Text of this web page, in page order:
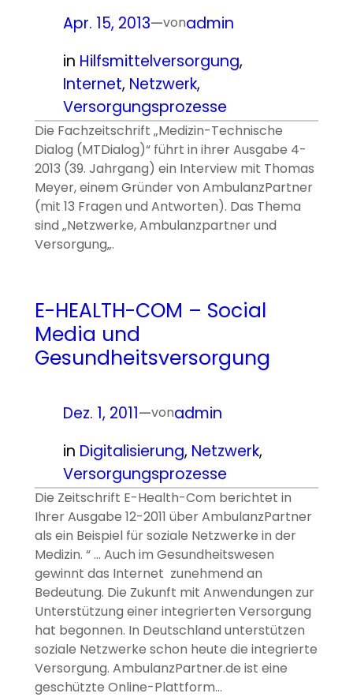
Apr. 15, 2013—vonadmin
in Hilfsmittelversorgung
Internet, Netzwerk
Versorgungsprozesse
Die Fachzeitschrift „Medizin-Technische
Dialog (MTDialog)“ führt in ihrer Ausgabe 4-
2013 (39. Jahrgang) ein Interview mit Thomas
Meyer, einem Gründer von AmbulanzPartner
(mit 13 Fragen und Antworten). Das Thema
sind „Netzwerke, Ambulanzpartner und
Versorgung„.
E-HEALTH-COM – Social
Media und
Gesundheitsversorgung
Dez. 1, 2011—vonadmin
in Digitalisierung, Netzwerk
Versorgungsprozesse
Die Zeitschrift E-Health-Com berichtet in
Ihrer Ausgabe 12-2011 über AmbulanzPartner
als ein Beispiel für soziale Netzwerke in der
Medizin. “ … Auch im Gesundheitswesen
gewinnt das Internet zunehmend an
Bedeutung. Die Zukunft mit Anwendungen zur
Unterstützung einer integrierten Versorgung
hat begonnen. In Deutschland unterstützen
soziale Netzwerke schon heute die integrierte
Versorgung. AmbulanzPartner.de ist eine
geschützte Online-Plattform…